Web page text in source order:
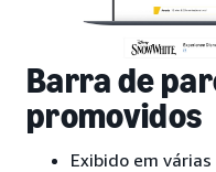
Barra de
promovidos
Exibido em